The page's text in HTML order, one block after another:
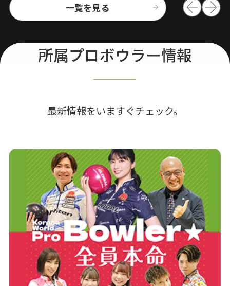
一覧を見る
所属プロボウラー情報
最新情報をいますぐチェック。